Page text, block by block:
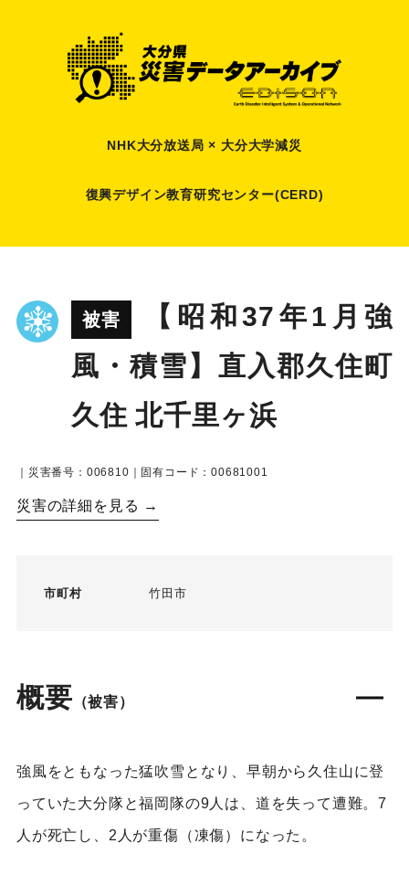
NHK大分放送局 × 大分大学減災
復興デザイン教育研究センター(CERD)
被害
【昭和37年1月強
風・積雪】直入郡久住町
久住 北千里ヶ浜
｜災害番号：006810｜固有コード：00681001
災害の詳細を見る →
市町村 竹田市
概要 （被害）
強風をともなった猛吹雪となり、早朝から久住山に登
っていた大分隊と福岡隊の9人は、道を失って遭難。7
人が死亡し、2人が重傷（凍傷）になった。